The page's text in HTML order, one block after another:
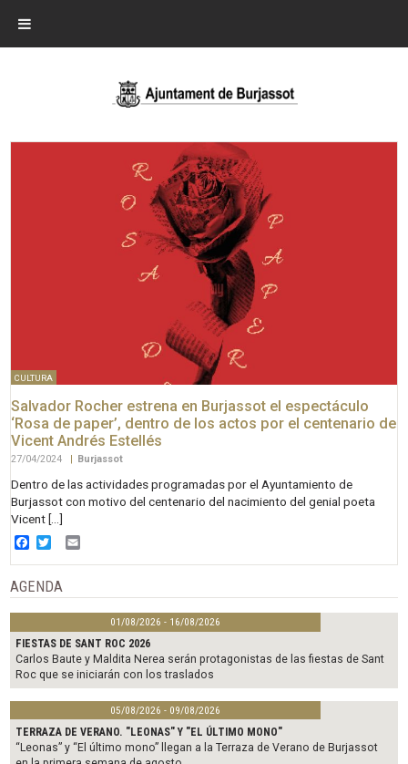
CULTURA
Salvador Rocher estrena en Burjassot el espectáculo
‘Rosa de paper’, dentro de los actos por el centenario de
Vicent Andrés Estellés
27/04/2024 Burjassot
Dentro de las actividades programadas por el Ayuntamiento de
Burjassot con motivo del centenario del nacimiento del genial poeta
Vicent […]
Facebook
Twitter
AGENDA
01/08/2026 - 16/08/2026
FIESTAS DE SANT ROC 2026
Carlos Baute y Maldita Nerea serán protagonistas de las fiestas de Sant
Roc que se iniciarán con los traslados
05/08/2026 - 09/08/2026
TERRAZA DE VERANO. "LEONAS" Y "EL ÚLTIMO MONO"
“Leonas” y “El último mono” llegan a la Terraza de Verano de Burjassot